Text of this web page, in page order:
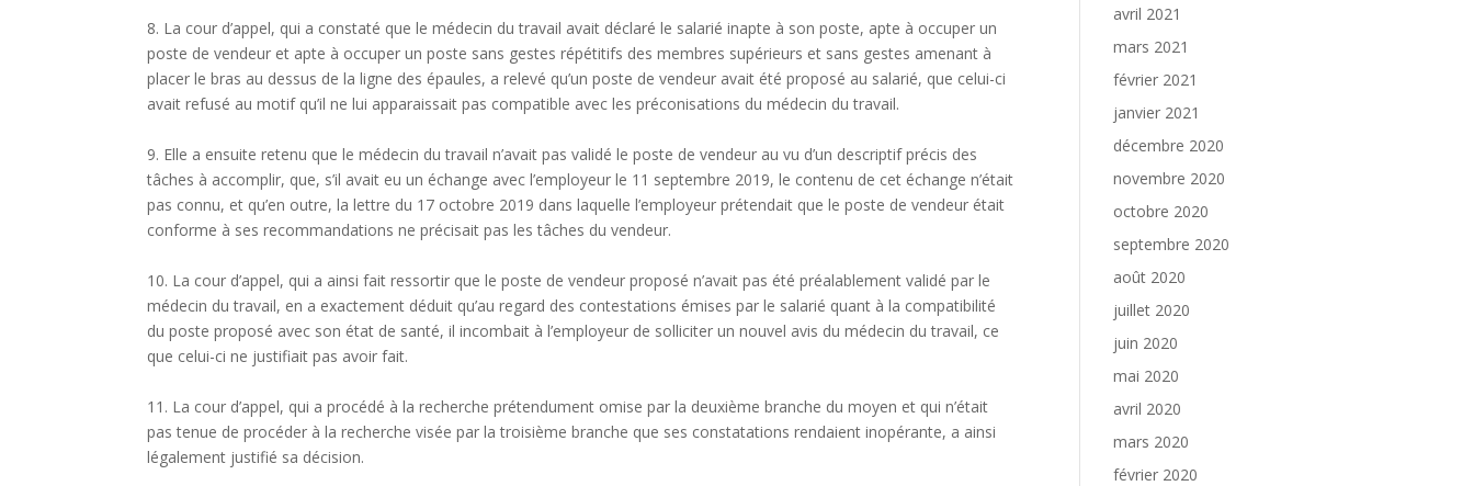
8. La cour d’appel, qui a constaté que le médecin du travail avait déclaré le salarié inapte à son poste, apte à occuper un
poste de vendeur et apte à occuper un poste sans gestes répétitifs des membres supérieurs et sans gestes amenant à
placer le bras au dessus de la ligne des épaules, a relevé qu’un poste de vendeur avait été proposé au salarié, que celui-ci
avait refusé au motif qu’il ne lui apparaissait pas compatible avec les préconisations du médecin du travail.
9. Elle a ensuite retenu que le médecin du travail n’avait pas validé le poste de vendeur au vu d’un descriptif précis des
tâches à accomplir, que, s’il avait eu un échange avec l’employeur le 11 septembre 2019, le contenu de cet échange n’était
pas connu, et qu’en outre, la lettre du 17 octobre 2019 dans laquelle l’employeur prétendait que le poste de vendeur était
conforme à ses recommandations ne précisait pas les tâches du vendeur.
10. La cour d’appel, qui a ainsi fait ressortir que le poste de vendeur proposé n’avait pas été préalablement validé par le
médecin du travail, en a exactement déduit qu’au regard des contestations émises par le salarié quant à la compatibilité
du poste proposé avec son état de santé, il incombait à l’employeur de solliciter un nouvel avis du médecin du travail, ce
que celui-ci ne justifiait pas avoir fait.
11. La cour d’appel, qui a procédé à la recherche prétendument omise par la deuxième branche du moyen et qui n’était
pas tenue de procéder à la recherche visée par la troisième branche que ses constatations rendaient inopérante, a ainsi
légalement justifié sa décision.
avril 2021
mars 2021
février 2021
janvier 2021
décembre 2020
novembre 2020
octobre 2020
septembre 2020
août 2020
juillet 2020
juin 2020
mai 2020
avril 2020
mars 2020
février 2020